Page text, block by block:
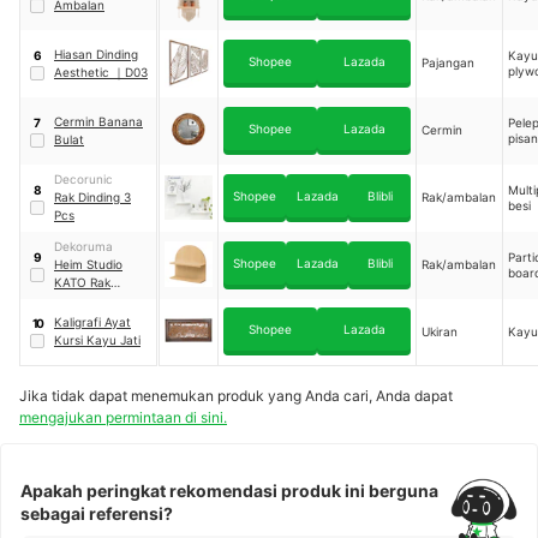
Ambalan
6
Hiasan Dinding
Aesthetic
｜ D03
Shopee Lazada Pajangan
Kayu
7
Cermin Banana
Bulat
Shopee Lazada Cermin
8
Decorunic
Rak Dinding 3
Pcs
Shopee Lazada Blibli Rak/ambalan
besi
9
Dekoruma
Heim Studio
KATO Rak
Serbaguna
Shopee Lazada Blibli Rak/ambalan
10
Kaligrafi Ayat
Kursi Kayu Jati
Shopee Lazada Ukiran
Jika tidak dapat menemukan produk yang Anda cari, Anda dapat
mengajukan permintaan di sini.
Apakah peringkat rekomendasi produk ini berguna
sebagai referensi?